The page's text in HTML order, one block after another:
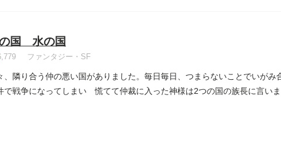
国 水の国
ファンタジー・SF
、隣り合う仲の悪い国がありました。毎日毎日、つまらないことでいがみ
で戦争になってしまい 慌てて仲裁に入った神様は2つの国の族長に言いま